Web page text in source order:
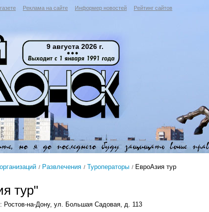
Реклама на сайте Информер новостей Рейтинг сайтов
9 августа 2026 г.
Развлечения Туроператоры ЕвроАзия тур
тур"
Ростов-на-Дону, ул. Большая Садовая, д. 113